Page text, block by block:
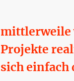
mittlerweile
Projekte
sich einfach